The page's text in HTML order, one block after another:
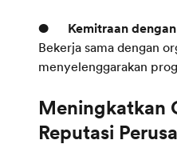
● Kemitraan
Bekerja sama dengan
menyelenggarakan
Meningkatkan
Reputasi